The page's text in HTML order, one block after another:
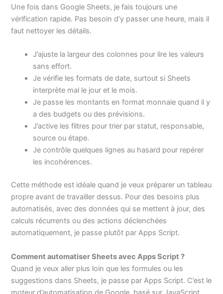
Une fois dans Google Sheets, je fais toujours une
vérification rapide. Pas besoin d’y passer une heure, mais il
faut nettoyer les détails.
J’ajuste la largeur des colonnes pour lire les valeurs
sans effort.
Je vérifie les formats de date, surtout si Sheets
interprète mal le jour et le mois.
Je passe les montants en format monnaie quand il y
a des budgets ou des prévisions.
J’active les filtres pour trier par statut, responsable,
source ou étape.
Je contrôle quelques lignes au hasard pour repérer
les incohérences.
Cette méthode est idéale quand je veux préparer un tableau
propre avant de travailler dessus. Pour des besoins plus
automatisés, avec des données qui se mettent à jour, des
calculs récurrents ou des actions déclenchées
automatiquement, je passe plutôt par Apps Script.
Comment automatiser Sheets avec Apps Script ?
Quand je veux aller plus loin que les formules ou les
suggestions dans Sheets, je passe par Apps Script. C’est le